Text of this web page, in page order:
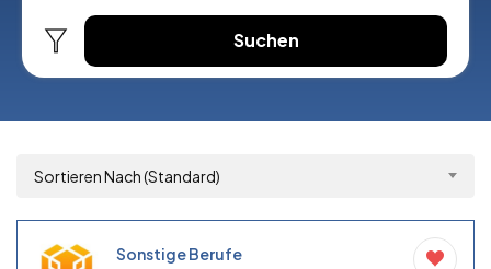
Suchen
Sortieren Nach (Standard)
Sonstige Berufe